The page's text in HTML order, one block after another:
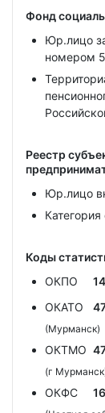
Фонд
Юр.лицо
номером
Реестр
Юр.лицо
Коды
ОКПО
ОКАТО
(Мурманск)
ОКТМО
(г
ОКФС 16